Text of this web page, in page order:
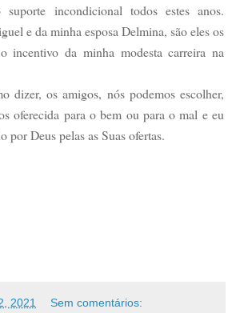
suporte incondicional todos estes anos.
e da minha esposa Delmina, são eles os
incentivo da minha modesta carreira na
dizer, os amigos, nós podemos escolher,
oferecida para o bem ou para o mal e eu
por Deus pelas as Suas ofertas.
2021 Sem comentários: